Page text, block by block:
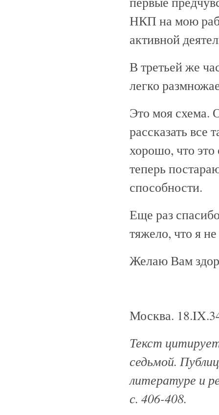
НКП на мою
активной
В третьей же
легко
Это моя схема.
рассказать
хорошо, что это
теперь
способности.
Еще раз
тяжело, что я
Желаю Вам
Москва.
Текст
седьмой.
литературе и
с. 406-408.